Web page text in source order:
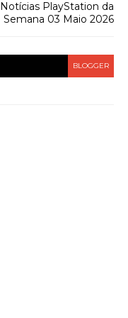
Notícias PlayStation da
Semana 03 Maio 2026
BLOGGER